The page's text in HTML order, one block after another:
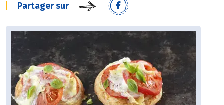
Partager sur